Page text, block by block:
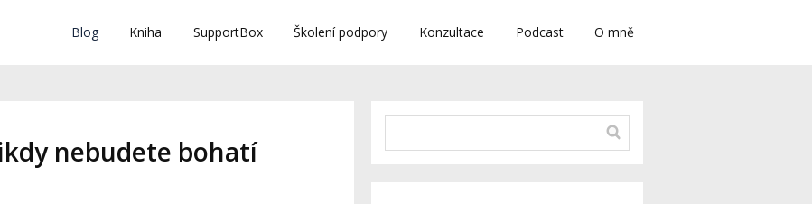
Blog Kniha SupportBox Školení podpory Konzultace Podcast O mně
nebudete bohatí